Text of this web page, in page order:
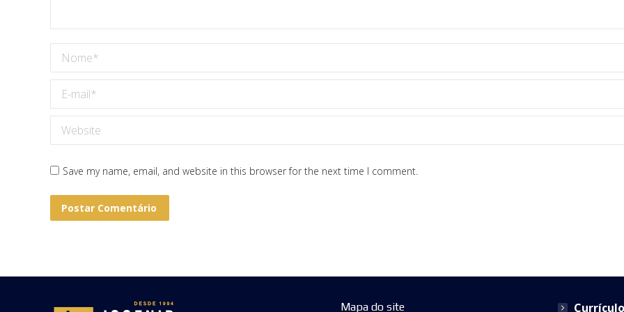
Nome *
E-mail *
Website
Save my name, email, and website in this browser for the next time I comment.
Postar Comentário
Mapa do site